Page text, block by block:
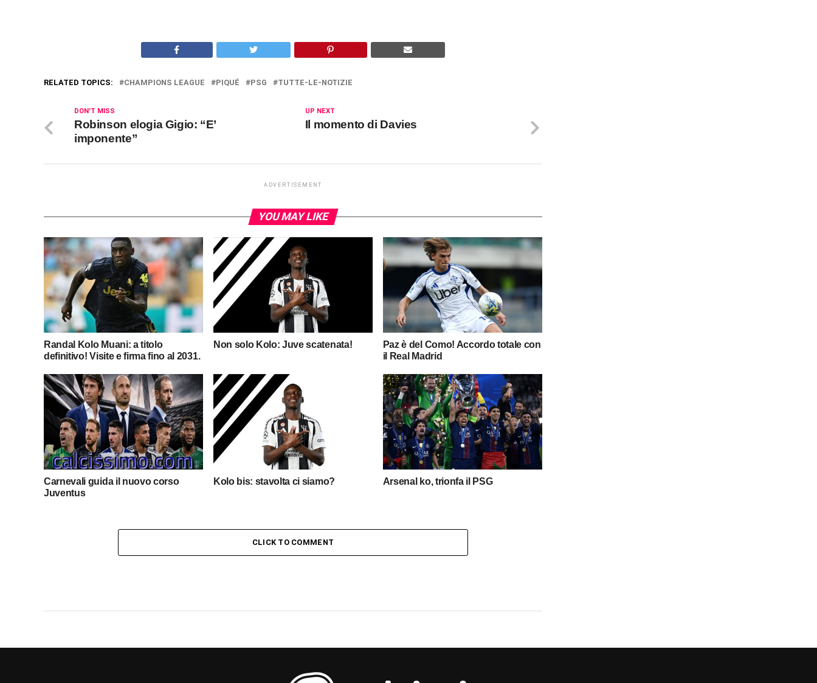
RELATED TOPICS: CHAMPIONS LEAGUE PIQUÉ PSG TUTTE-LE-NOTIZIE
UP NEXT
Il momento di Davies
DON'T MISS
Robinson elogia Gigio: “E’
imponente”
ADVERTISEMENT
YOU MAY LIKE
Randal Kolo Muani: a titolo
definitivo! Visite e firma fino al 2031.
Non solo Kolo: Juve scatenata!
Paz è del Como! Accordo totale con
il Real Madrid
Carnevali guida il nuovo corso
Juventus
Kolo bis: stavolta ci siamo? Arsenal ko, trionfa il PSG
CLICK TO COMMENT